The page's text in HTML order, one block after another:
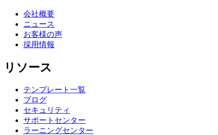
会社概要
ニュース
お客様の声
採用情報
リソース
テンプレート一覧
ブログ
セキュリティ
サポートセンター
ラーニングセンター